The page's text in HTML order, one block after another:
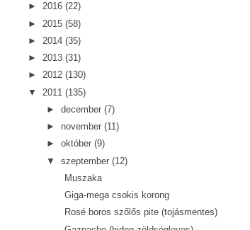
► 2016 (22)
► 2015 (58)
► 2014 (35)
► 2013 (31)
► 2012 (130)
▼
2011 (135)
► december (7)
► november (11)
► október (9)
▼
szeptember (12)
Muszaka
Giga-mega csokis korong
Rosé boros szőlős pite (tojásmentes)